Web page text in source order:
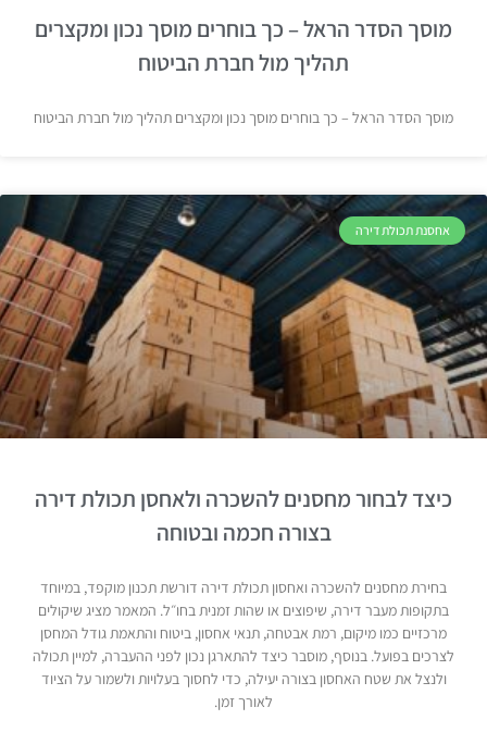
מוסך הסדר הראל – כך בוחרים מוסך נכון ומקצרים
תהליך מול חברת הביטוח
מוסך הסדר הראל – כך בוחרים מוסך נכון ומקצרים תהליך מול חברת הביטוח
אחסנת תכולת דירה
כיצד לבחור מחסנים להשכרה ולאחסן תכולת דירה
בצורה חכמה ובטוחה
בחירת מחסנים להשכרה ואחסון תכולת דירה דורשת תכנון מוקפד, במיוחד
בתקופות מעבר דירה, שיפוצים או שהות זמנית בחו״ל. המאמר מציג שיקולים
מרכזיים כמו מיקום, רמת אבטחה, תנאי אחסון, ביטוח והתאמת גודל המחסן
לצרכים בפועל. בנוסף, מוסבר כיצד להתארגן נכון לפני ההעברה, למיין תכולה
ולנצל את שטח האחסון בצורה יעילה, כדי לחסוך בעלויות ולשמור על הציוד
לאורך זמן.